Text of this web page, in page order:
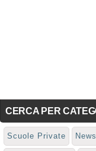
CERCA PER
Scuole Private News